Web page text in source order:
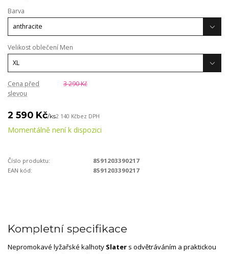
Barva
Velikost oblečení Men
Cena před
slevou
3 290 Kč
2 590 Kč/ks2 140 Kčbez DPH
Momentálně není k dispozici
Číslo produktu:
8591203390217
EAN kód:
8591203390217
Kompletní specifikace
Nepromokavé lyžařské kalhoty Slater s odvětráváním a praktickou